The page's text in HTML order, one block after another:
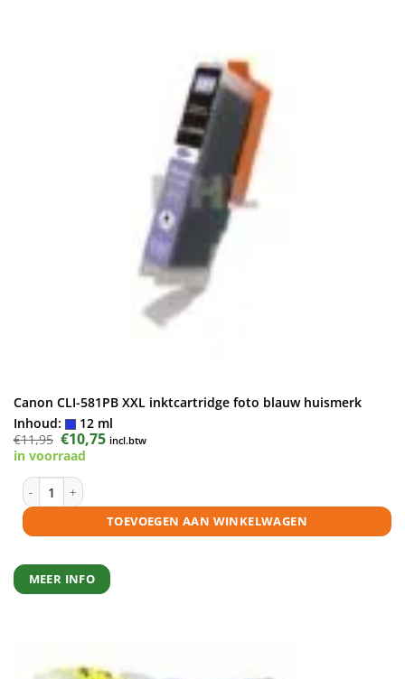
Canon CLI-581PB XXL inktcartridge foto blauw huismerk
Inhoud:
12 ml
€11,95 Oorspronkelijke
prijs
was:
€10,75Huidige
prijs
incl.btw
in voorraad
Canon CLI-581PB XXL inktcartridge foto blauw huismerk aantal
TOEVOEGEN AAN WINKELWAGEN
MEER INFO